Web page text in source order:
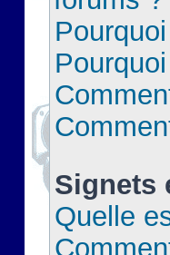
Signets
Quelle